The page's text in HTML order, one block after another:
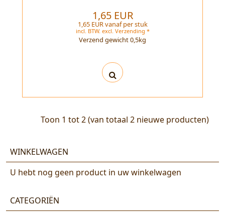
1,65 EUR
1,65 EUR vanaf per stuk
incl. BTW. excl. Verzending *
Verzend gewicht0,5kg
Toon 1 tot2(van totaal 2 nieuwe producten)
WINKELWAGEN
U hebt nog geen product in uw winkelwagen
CATEGORIËN